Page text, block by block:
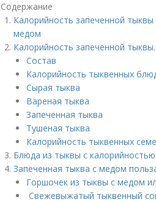
Содержание
Калорийность запеченной
медом
Калорийность запеченной
Состав
Калорийность тыквенных
Сырая тыква
Вареная тыква
Запеченная тыква
Тушеная тыква
Калорийность тыквенных
Блюда из тыквы с
Запеченная тыква с медом
Горшочек из тыквы с медом
Свежевыжатый тыквенный